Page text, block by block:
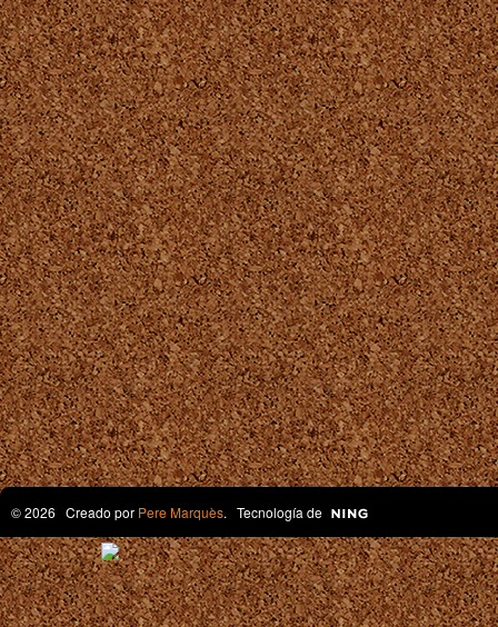
© 2026 Creado por Pere Marquès. Tecnología de